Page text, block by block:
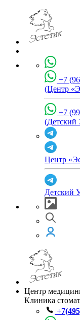
+7
(Центр
+7
(Детский
Центр
Детский
Центр
Клиника